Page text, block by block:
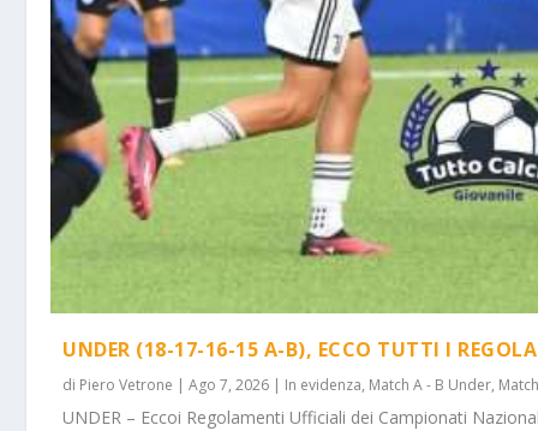
UNDER (18-17-16-15 A-B), ECCO TUTTI I
di Piero Vetrone |Ago 7, 2026 | In evidenza, Match A - B Under,
UNDER – Eccoi Regolamenti Ufficiali dei Campionati